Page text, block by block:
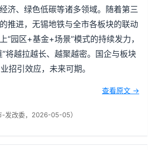
济、绿色低碳等诸多领域。随着第三
推进，无锡地铁与全市各板块的联动
“园区+基金+场景”模式的持续发力，
”将越拉越长、越聚越密。国企与板块
招引效应，未来可期。
查看原文 →
-发改委，2026-05-05）